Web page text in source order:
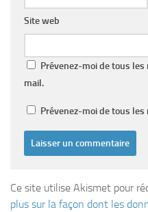
Site web
Prévenez-moi de tous
mail.
Prévenez-moi de tous
Ce site utilise Akismet pour
plus sur la façon dont les